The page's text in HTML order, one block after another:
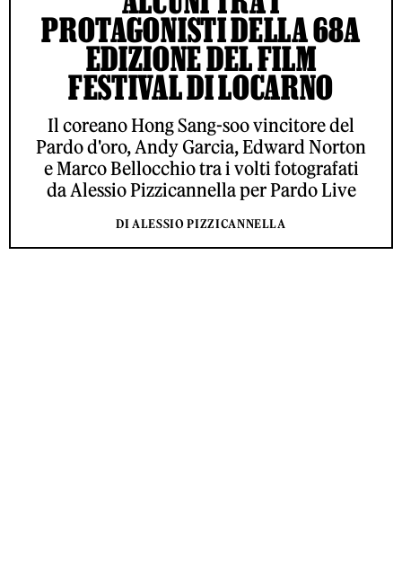
PROTAGONISTI DELLA 68A
EDIZIONE DEL FILM
FESTIVAL DI LOCARNO
Il coreano Hong Sang-soo vincitore del
Pardo d'oro, Andy Garcia, Edward Norton
e Marco Bellocchio tra i volti fotografati
da Alessio Pizzicannella per Pardo Live
DI ALESSIO PIZZICANNELLA